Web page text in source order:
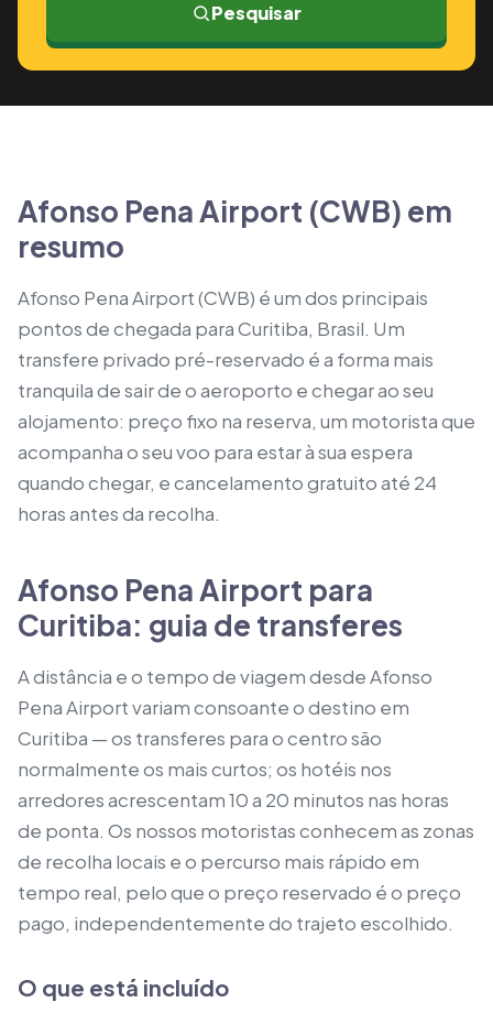
Pesquisar
Afonso Pena Airport (CWB) em
resumo
Afonso Pena Airport (CWB) é um dos principais
pontos de chegada para Curitiba, Brasil. Um
transfere privado pré-reservado é a forma mais
tranquila de sair de o aeroporto e chegar ao seu
alojamento: preço fixo na reserva, um motorista que
acompanha o seu voo para estar à sua espera
quando chegar, e cancelamento gratuito até 24
horas antes da recolha.
Afonso Pena Airport para
Curitiba: guia de transferes
A distância e o tempo de viagem desde Afonso
Pena Airport variam consoante o destino em
Curitiba — os transferes para o centro são
normalmente os mais curtos; os hotéis nos
arredores acrescentam 10 a 20 minutos nas horas
de ponta. Os nossos motoristas conhecem as zonas
de recolha locais e o percurso mais rápido em
tempo real, pelo que o preço reservado é o preço
pago, independentemente do trajeto escolhido.
O que está incluído